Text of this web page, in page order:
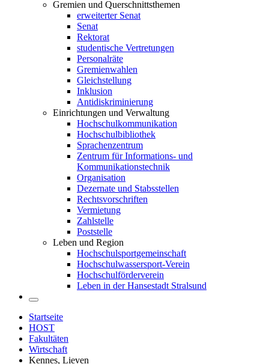
Gremien und Querschnittsthemen
erweiterter Senat
Senat
Rektorat
studentische Vertretungen
Personalräte
Gremienwahlen
Gleichstellung
Inklusion
Antidiskriminierung
Einrichtungen und Verwaltung
Hochschulkommunikation
Hochschulbibliothek
Sprachenzentrum
Zentrum für Informations- und
Kommunikationstechnik
Organisation
Dezernate und Stabsstellen
Rechtsvorschriften
Vermietung
Zahlstelle
Poststelle
Leben und Region
Hochschulsportgemeinschaft
Hochschulwassersport-Verein
Hochschulförderverein
Leben in der Hansestadt Stralsund
Startseite
HOST
Fakultäten
Wirtschaft
Kennes, Lieven